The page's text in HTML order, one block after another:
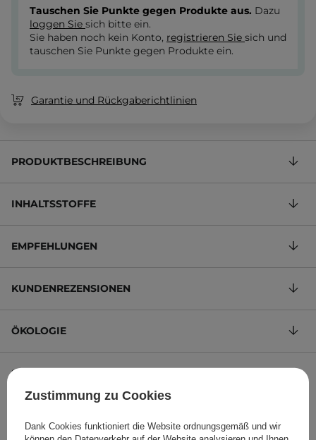
Tauschen Sie Punkte gegen Produkte aus. Dazu
loggen Sie sich bitte ein.
Sie haben noch kein Konto, registrieren Sie sich und
tauschen Sie Punkte gegen Produkte ein.
Garantie und Rückgaberichtlinien
PRODUKTBESCHREIBUNG
INHALTSSTOFFE
EMPFEHLUNGEN
KUNDENREZENSIONEN
ÖKOLOGIE
STELLEN SIE EINE FRAGE
4,80 €/100 ml, inkl. MwSt.
Zustimmung zu Cookies
Dank Cookies funktioniert die Website ordnungsgemäß und wir